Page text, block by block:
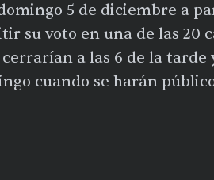
5 de diciembre a
su voto en una de las 20
a las 6 de la tarde
cuando se harán